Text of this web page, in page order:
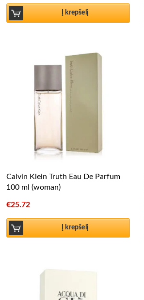
Į krepšelį
Calvin Klein Truth Eau De Parfum
100 ml (woman)
€25.72
Į krepšelį